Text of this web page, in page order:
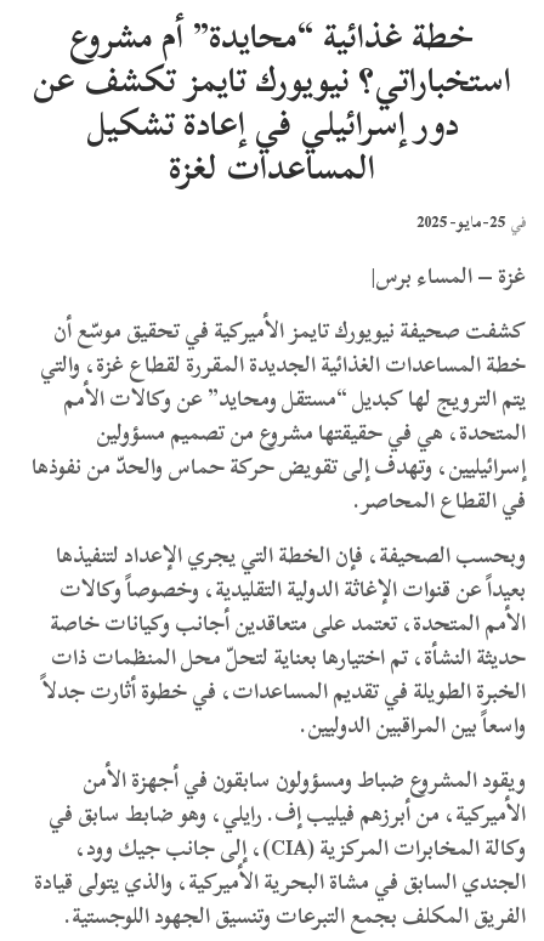
خطة غذائية “محايدة” أم مشروع
استخباراتي؟ نيويورك تايمز تكشف عن
دور إسرائيلي في إعادة تشكيل
المساعدات لغزة
في 25-مايو- 2025
غزة – المساء برس|
كشفت صحيفة نيويورك تايمز الأميركية في تحقيق موسّع أن
خطة المساعدات الغذائية الجديدة المقررة لقطاع غزة، والتي
يتم الترويج لها كبديل “مستقل ومحايد” عن وكالات الأمم
المتحدة، هي في حقيقتها مشروع من تصميم مسؤولين
إسرائيليين، وتهدف إلى تقويض حركة حماس والحدّ من نفوذها
في القطاع المحاصر.
وبحسب الصحيفة، فإن الخطة التي يجري الإعداد لتنفيذها
بعيداً عن قنوات الإغاثة الدولية التقليدية، وخصوصاً وكالات
الأمم المتحدة، تعتمد على متعاقدين أجانب وكيانات خاصة
حديثة النشأة، تم اختيارها بعناية لتحلّ محل المنظمات ذات
الخبرة الطويلة في تقديم المساعدات، في خطوة أثارت جدلاً
واسعاً بين المراقبين الدوليين.
ويقود المشروع ضباط ومسؤولون سابقون في أجهزة الأمن
الأميركية، من أبرزهم فيليب إف. رايلي، وهو ضابط سابق في
وكالة المخابرات المركزية (CIA)، إلى جانب جيك وود،
الجندي السابق في مشاة البحرية الأميركية، والذي يتولى قيادة
الفريق المكلف بجمع التبرعات وتنسيق الجهود اللوجستية.